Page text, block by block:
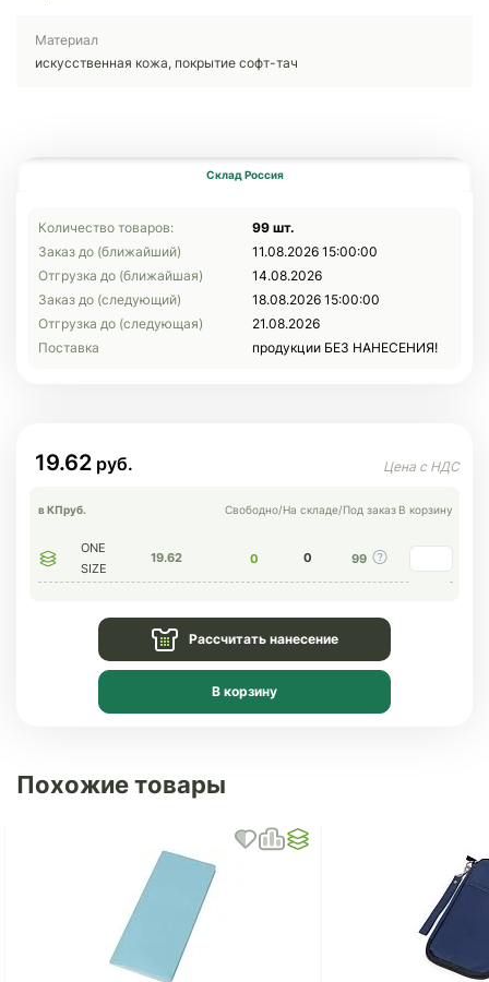
Материал
искусственная кожа, покрытие софт-тач
Склад Россия
Количество товаров:
99 шт.
Заказ до (ближайший)
11.08.2026 15:00:00
Отгрузка до (ближайшая)
14.08.2026
Заказ до (следующий)
18.08.2026 15:00:00
Отгрузка до (следующая)
21.08.2026
Поставка
продукции БЕЗ НАНЕСЕНИЯ!
19.62
в КПруб. Свободно/На складе/Под заказ В корзину
ONE
SIZE
19.62 0 0 99
Рассчитать нанесение
В корзину
Похожие товары